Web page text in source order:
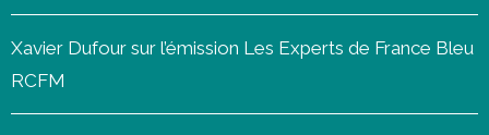
Xavier Dufour sur l’émission Les Experts de France Bleu
RCFM